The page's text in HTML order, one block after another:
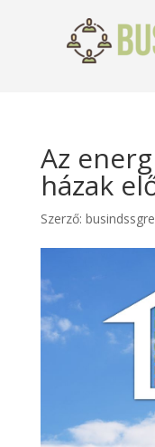
Az
házak
Szerző: